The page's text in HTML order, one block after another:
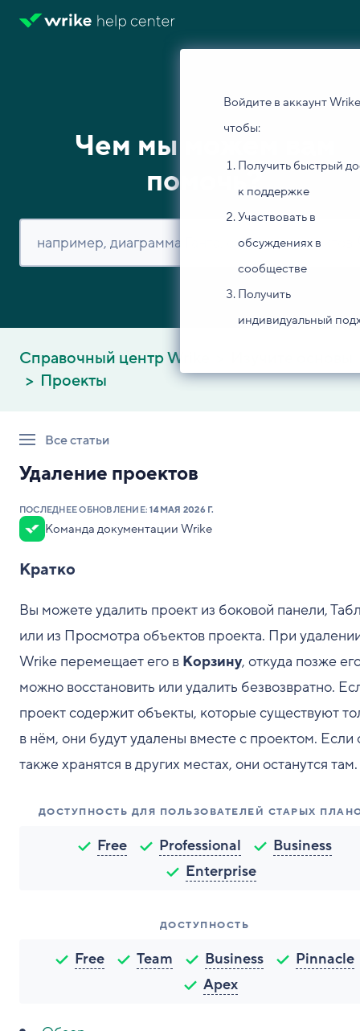
Войдите в аккаунт
чтобы:
Получить быстрый
к поддержке
Участвовать в
обсуждениях в
сообществе
Получить
индивидуальный
Чем мы можем вам
помочь?
Справочный центр Wrike
Проекты
Все статьи
Удаление проектов
ПОСЛЕДНЕЕ ОБНОВЛЕНИЕ:14 МАЯ 2026 Г.
Команда документации Wrike
Кратко
Вы можете удалить проект из боковой панели,
или из Просмотра объектов проекта. При
Wrike перемещает его в Корзину, откуда позже
можно восстановить или удалить безвозвратно.
проект содержит объекты, которые существуют
в нём, они будут удалены вместе с проектом. Если
также хранятся в других местах, они останутся там.
ДОСТУПНОСТЬ ДЛЯ ПОЛЬЗОВАТЕЛЕЙ СТАРЫХ
Free Professional
Business
Enterprise
ДОСТУПНОСТЬ
Free Team Business
Pinnacle
Apex